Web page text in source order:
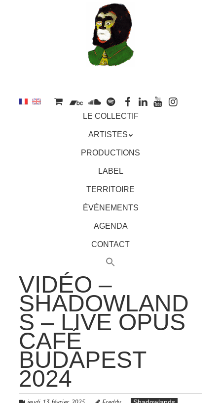
LE COLLECTIF
ARTISTES
PRODUCTIONS
LABEL
TERRITOIRE
ÉVÉNEMENTS
AGENDA
CONTACT
VIDÉO –
SHADOWLAND
S – LIVE OPUS
CAFÉ
BUDAPEST
2024